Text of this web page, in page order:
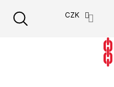
obsah
CZK